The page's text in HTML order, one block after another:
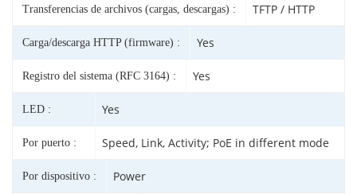
Transferencias de archivos (cargas, descargas) : TFTP / HTTP
Carga/descarga HTTP (firmware) : Yes
Registro del sistema (RFC 3164) : Yes
LED : Yes
Por puerto : Speed, Link, Activity; PoE in different mode
Por dispositivo : Power